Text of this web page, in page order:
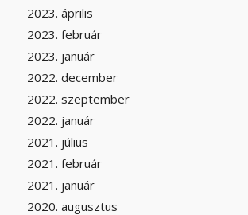
2023. április
2023. február
2023. január
2022. december
2022. szeptember
2022. január
2021. július
2021. február
2021. január
2020. augusztus